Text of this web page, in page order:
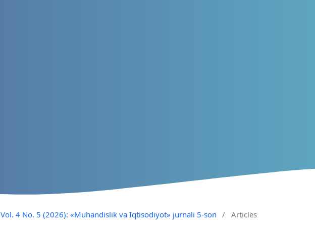
Vol. 4 No. 5 (2026): «Muhandislik va Iqtisodiyot» jurnali 5-son / Articles